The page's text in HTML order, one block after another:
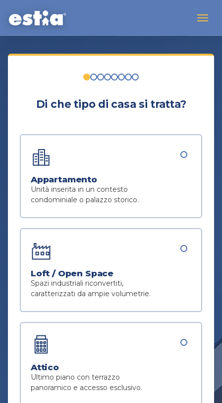
Di che tipo di casa si tratta?
Appartamento
Unità inserita in un contesto
condominiale o palazzo storico.
Loft / Open Space
Spazi industriali riconvertiti,
caratterizzati da ampie volumetrie.
Attico
Ultimo piano con terrazzo
panoramico e accesso esclusivo.